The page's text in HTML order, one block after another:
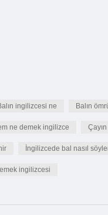
ingilizcesi ne Balın
ne demek ingilizce
İngilizcede bal nasıl
ingilizcesi